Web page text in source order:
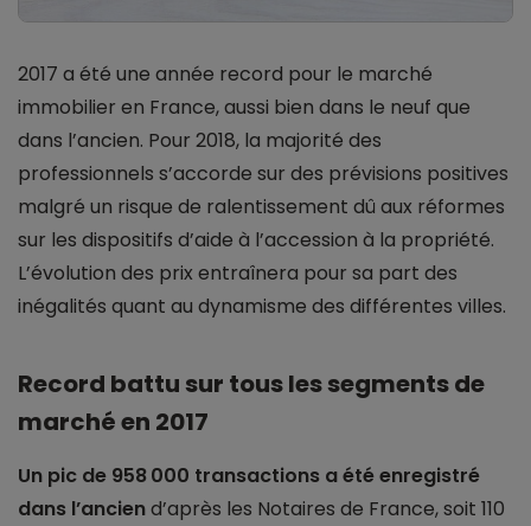
2017 a été une année record pour le marché
immobilier en France, aussi bien dans le neuf que
dans l’ancien. Pour 2018, la majorité des
professionnels s’accorde sur des prévisions positives
malgré un risque de ralentissement dû aux réformes
sur les dispositifs d’aide à l’accession à la propriété.
L’évolution des prix entraînera pour sa part des
inégalités quant au dynamisme des différentes villes.
Record battu sur tous les segments de
marché en 2017
Un pic de 958 000 transactions a été enregistré
dans l’anciend’après les Notaires de France, soit 110